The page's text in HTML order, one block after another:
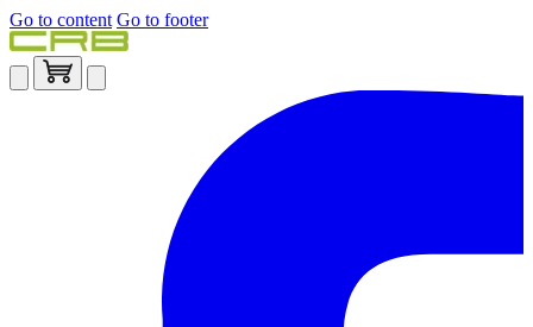
Go to content Go to footer